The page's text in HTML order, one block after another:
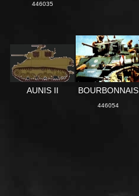
446035
AUNIS II BOURBONNAIS
446054